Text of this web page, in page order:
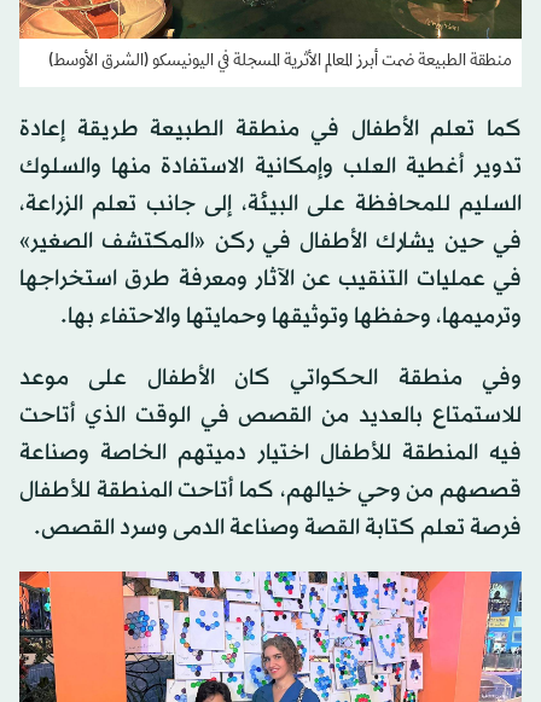
منطقة الطبيعة ضمت أبرز المعالم الأثرية المسجلة في اليونيسكو (الشرق الأوسط)
كما تعلم الأطفال في منطقة الطبيعة طريقة إعادة
تدوير أغطية العلب وإمكانية الاستفادة منها والسلوك
السليم للمحافظة على البيئة، إلى جانب تعلم الزراعة،
في حين يشارك الأطفال في ركن «المكتشف الصغير»
في عمليات التنقيب عن الآثار ومعرفة طرق استخراجها
وترميمها، وحفظها وتوثيقها وحمايتها والاحتفاء بها.
وفي منطقة الحكواتي كان الأطفال على موعد
للاستمتاع بالعديد من القصص في الوقت الذي أتاحت
فيه المنطقة للأطفال اختيار دميتهم الخاصة وصناعة
قصصهم من وحي خيالهم، كما أتاحت المنطقة للأطفال
فرصة تعلم كتابة القصة وصناعة الدمى وسرد القصص.